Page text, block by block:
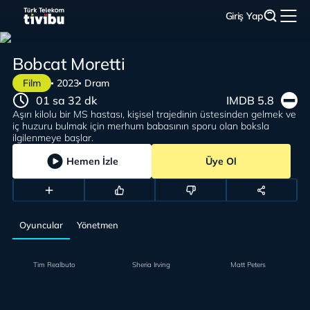
Giriş Yap
Film 2023 Dram
Bobcat Moretti
Aşırı kilolu bir MS hastası, kişisel trajedinin üstesinden gelmek ve
iç huzuru bulmak için merhum babasının sporu olan boksla
ilgilenmeye başlar.
01 sa 32 dk IMDB 5.8
Hemen İzle Üye Ol
Oyuncular Yönetmen
Tim Realbuto Sheria Irving Matt Peters